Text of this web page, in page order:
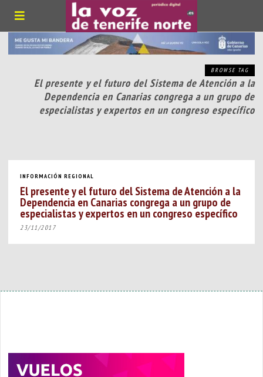
BROWSE TAG
El presente y el futuro del Sistema de Atención a la
Dependencia en Canarias congrega a un grupo de
especialistas y expertos en un congreso específico
INFORMACIÓN REGIONAL
El presente y el futuro del Sistema de Atención a la
Dependencia en Canarias congrega a un grupo de
especialistas y expertos en un congreso específico
23/11/2017